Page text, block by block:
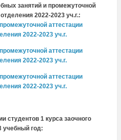
занятий и промежуточной
2022-2023 уч.г.:
аттестации
2022-2023 уч.г.
аттестации
2022-2023 уч.г.
аттестации
2022-2023 уч.г.
студентов 1 курса заочного
учебный год: